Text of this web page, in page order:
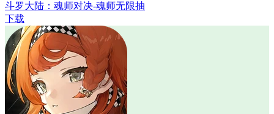
斗罗大陆：魂师对决-魂师无限抽
下载